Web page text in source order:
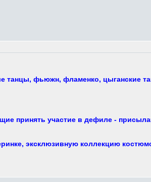
танцы, фьюжн, фламенко, цыганские
принять участие в дефиле -
эксклюзивную коллекцию